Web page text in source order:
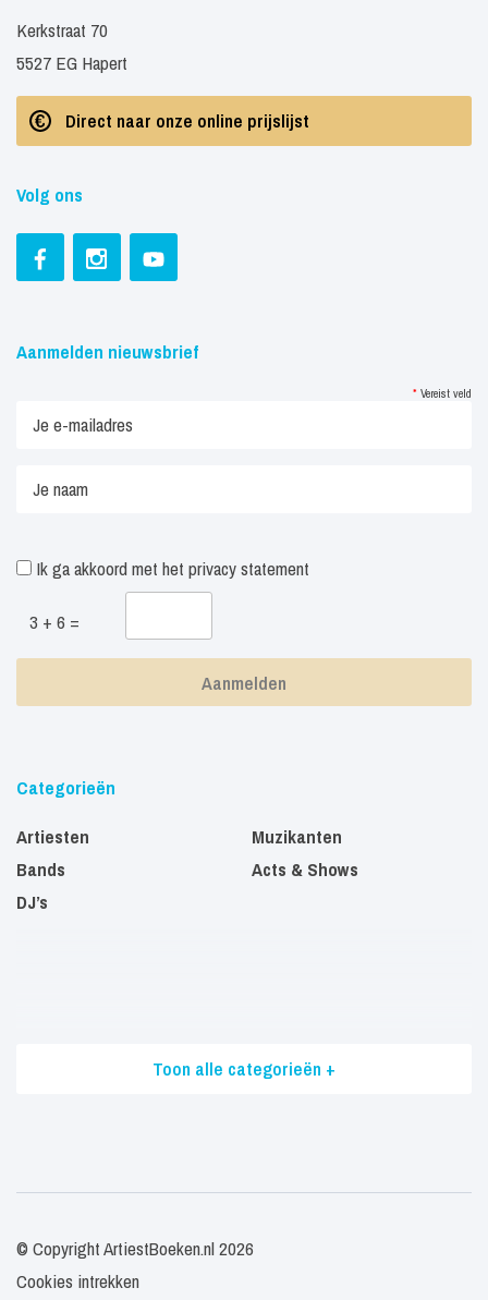
Kerkstraat 70
5527 EG Hapert
Direct naar onze online prijslijst
Volg ons
Aanmelden nieuwsbrief
* Vereist veld
Ik ga akkoord met het privacy statement
3 + 6 =
Categorieën
Artiesten
Bands
DJ’s
Muzikanten
Acts & Shows
Toon alle categorieën +
© Copyright ArtiestBoeken.nl 2026
Cookies intrekken